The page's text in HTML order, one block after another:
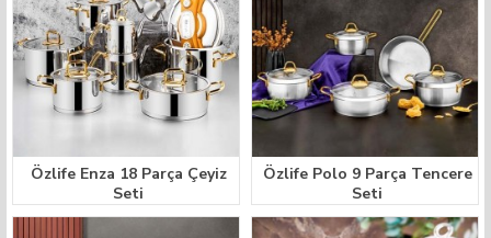
Özlife Enza 18 Parça Çeyiz
Seti
Özlife Polo 9 Parça Tencere
Seti